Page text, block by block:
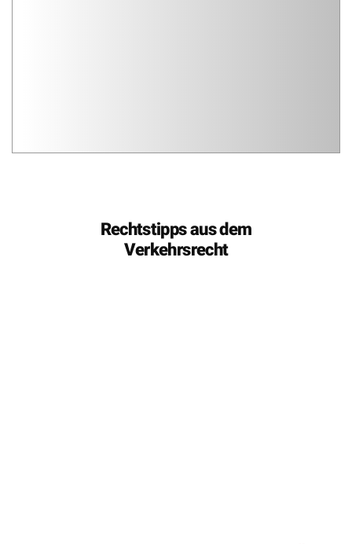
Rechtstipps aus dem
Verkehrsrecht